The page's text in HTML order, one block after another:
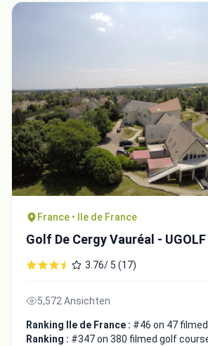
France • Ile de France
Golf De Cergy Vauréal - UGOLF
3.76/ 5 (17)
5,572 Ansichten
Ranking Ile de France : #46 on 47
Ranking : #347 on 380 filmed golf